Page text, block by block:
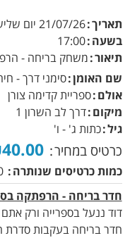
תאריך 21/07/26 יום
בשעה 17:00
תיאור משחק בריחה -
שם האומן סימני דרך -
אולם ספריית קדימה צורן
מיקום דרך לב השרון 1
גיל כתות ג' - ו'
כרטיס במחיר ₪40.00
כמות כרטיסים שנותרה
חדר בריחה - הרפתקה
דוד ננעל בספרייה ורק
חדר בריחה בעקבות סדרת